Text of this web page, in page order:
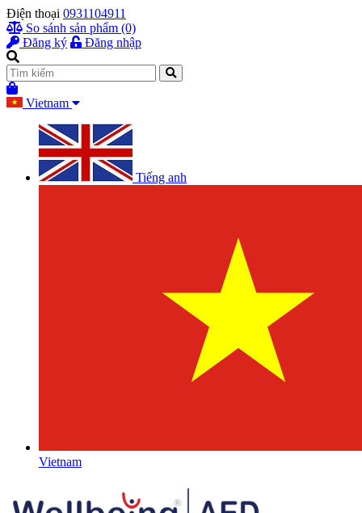
Điện thoại 0931104911
So sánh sản phẩm (0)
Đăng ký
Đăng nhập
Vietnam
Tiếng anh
Vietnam